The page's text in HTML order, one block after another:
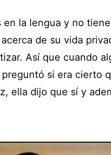
en la lengua y no
de su vida
Así que cuando
si era cierto
ella dijo que sí y